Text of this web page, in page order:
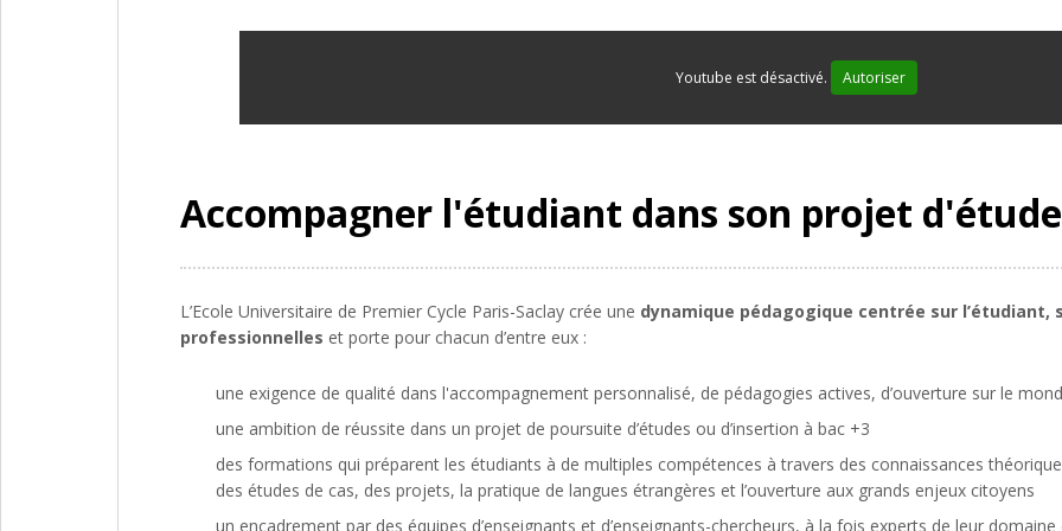
Youtube est désactivé. Autoriser
Accompagner l'étudiant dans son projet
L’Ecole Universitaire de Premier Cycle Paris-Saclay crée une dynamique pédagogique centrée sur
professionnelles et porte pour chacun d’entre eux :
une exigence de qualité dans l'accompagnement personnalisé, de pédagogies actives, d’ouverture sur le
une ambition de réussite dans un projet de poursuite d’études ou d’insertion à bac +3
des formations qui préparent les étudiants à de multiples compétences à travers des connaissances
des études de cas, des projets, la pratique de langues étrangères et l’ouverture aux grands enjeux citoyens
un encadrement par des équipes d’enseignants et d’enseignants-chercheurs, à la fois experts de leur